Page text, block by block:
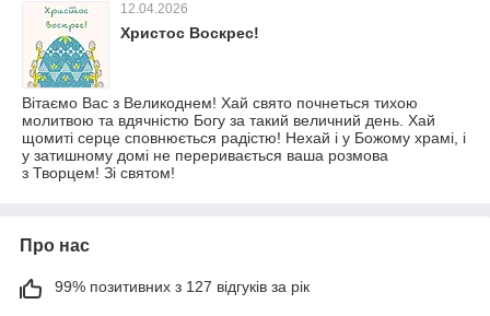
12.04.2026
Христос Воскрес!
Вітаємо Вас з Великоднем! Хай свято почнеться тихою
молитвою та вдячністю Богу за такий величний день. Хай
щомиті серце сповнюється радістю! Нехай і у Божому храмі, і
у затишному домі не переривається ваша розмова
з Творцем! Зі святом!
Про нас
99% позитивних з 127 відгуків за рік